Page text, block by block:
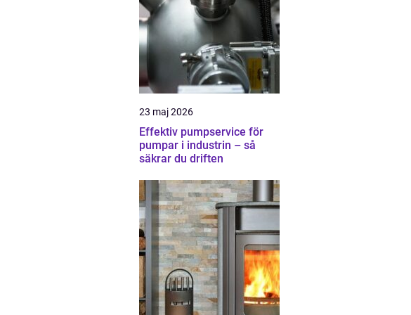
23 maj 2026
Effektiv pumpservice för
pumpar i industrin – så
säkrar du driften